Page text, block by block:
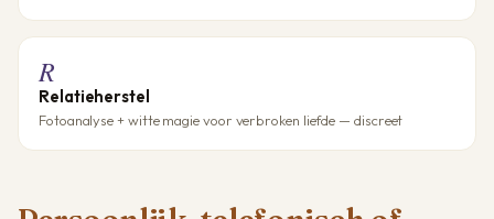
R
Relatieherstel
Fotoanalyse + witte magie voor verbroken liefde — discreet